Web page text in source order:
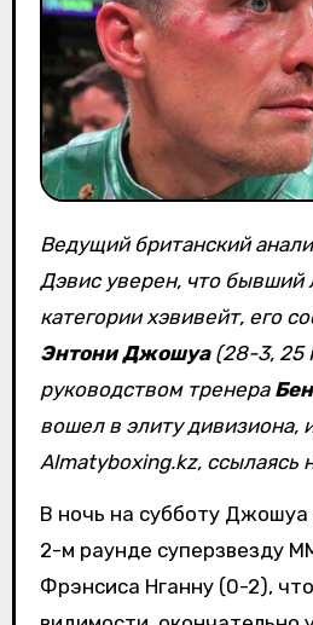
Ведущий британский аналитик бокса Гарет
Дэвис уверен, что бывший
категории хэвивейт, его
Энтони Джошуа(28-3, 25
руководством тренера
вошел в элиту дивизиона,
Almatyboxing.kz, ссылаясь
В ночь на субботу Джошуа
2-м раунде суперзвезду
Фрэнсиса Нганну (0-2),